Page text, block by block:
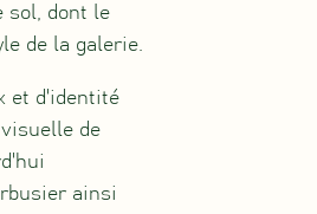
sol, dont le
de la galerie.
et d'identité
de
ainsi